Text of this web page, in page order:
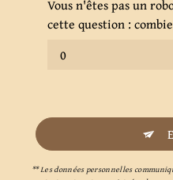
Vous n'êtes pas un
cette question :
** Les données personnelles